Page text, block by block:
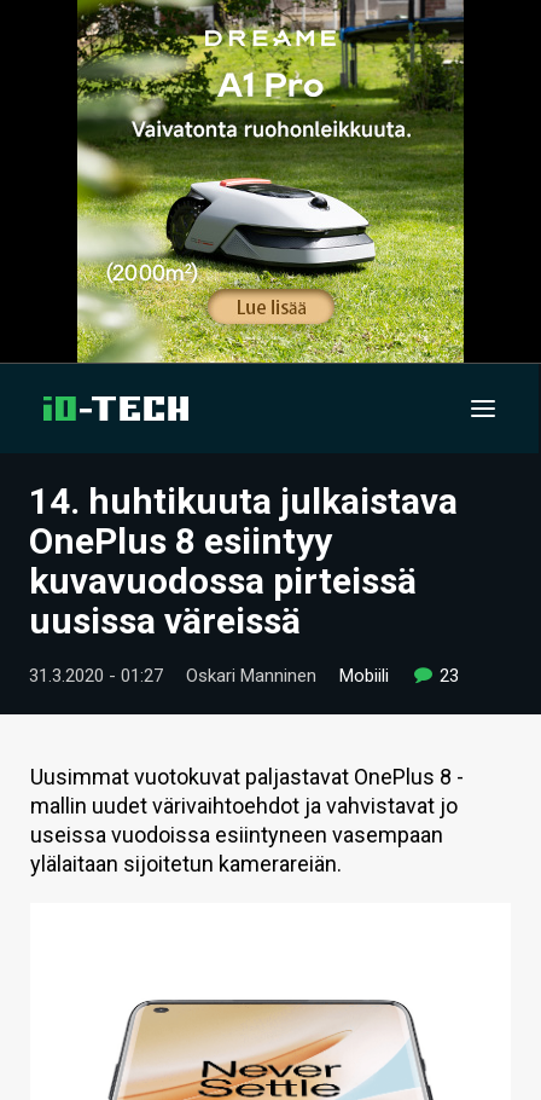
UUTISET
ARTIKKELIT
VIDEOT
TECHBBS
HINTA.FI
KAUPPA
VAIHDA TEEMA
14. huhtikuuta julkaistava
OnePlus 8 esiintyy
kuvavuodossa pirteissä
uusissa väreissä
31.3.2020 - 01:27 Oskari Manninen Mobiili 23
Uusimmat vuotokuvat paljastavat OnePlus 8 -
mallin uudet värivaihtoehdot ja vahvistavat jo
useissa vuodoissa esiintyneen vasempaan
ylälaitaan sijoitetun kamerareiän.